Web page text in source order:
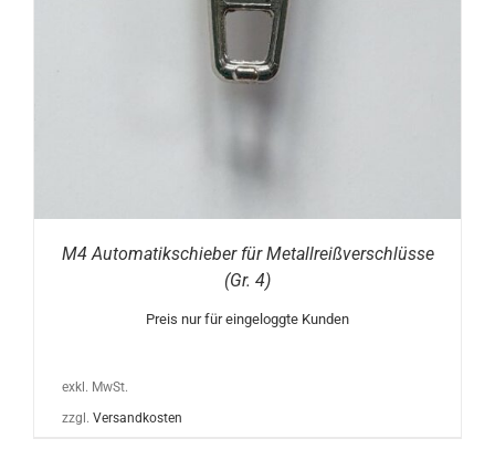
M4 Automatikschieber für Metallreißverschlüsse
(Gr. 4)
Preis nur für eingeloggte Kunden
exkl. MwSt.
zzgl. Versandkosten